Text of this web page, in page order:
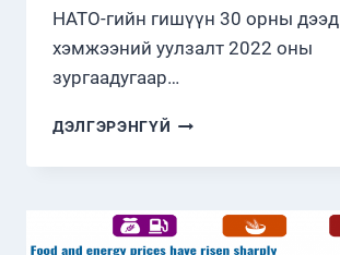
НАТО-гийн гишүүн 30 орны дээд
хэмжээний уулзалт 2022 оны
зургаадугаар…
ДЭЛГЭРЭНГҮЙ НАТО-
ДЭЭД
УУЛЗАЛТЫН
ТАЛААР